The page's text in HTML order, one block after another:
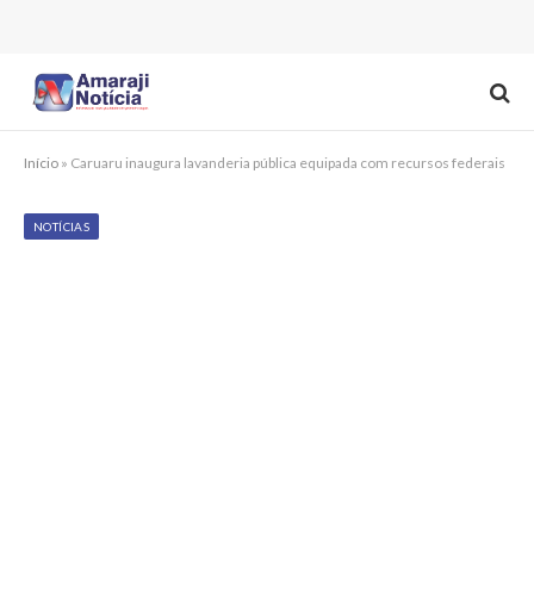
Início » Caruaru inaugura lavanderia pública equipada com recursos federais
NOTÍCIAS